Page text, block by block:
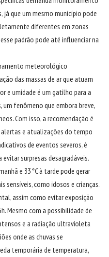
que um mesmo município pode
diferentes em zonas
padrão pode até influenciar na
meteorológico
das massas de ar que atuam
e umidade é um gatilho para a
fenômeno que embora breve,
Com isso, a recomendação é
e atualizações do tempo
de eventos severos, é
surpresas desagradáveis.
e 33 °C à tarde pode gerar
sensíveis, como idosos e crianças.
assim como evitar exposição
Mesmo com a possibilidade de
e a radiação ultravioleta
onde as chuvas se
temporária de temperatura,